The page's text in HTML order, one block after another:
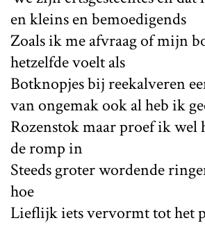
en kleins en bemoedigends
Zoals ik me afvraag of mijn
hetzelfde voelt als
Botknopjes bij reekalveren
van ongemak ook al heb ik
Rozenstok maar proef ik wel
de romp in
Steeds groter wordende
hoe
Lieflijk iets vervormt tot het